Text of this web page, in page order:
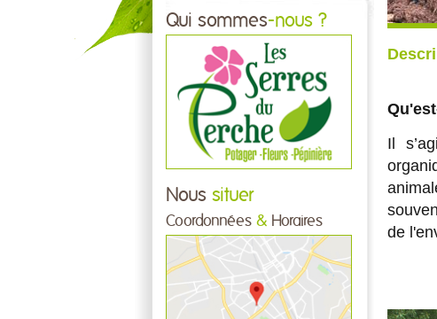
Qui sommes-nous ?
Nous situer
Coordonnées & Horaires
Il
de